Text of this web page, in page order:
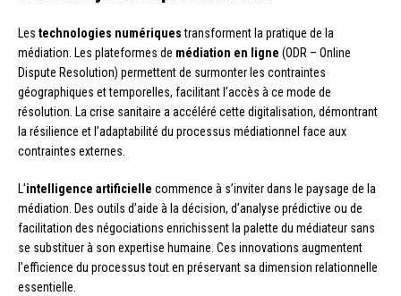
Les technologies numériquestransforment la pratique de la
médiation. Les plateformes de médiation en ligne (ODR – Online
Dispute Resolution) permettent de surmonter les contraintes
géographiques et temporelles, facilitant l’accès à ce mode de
résolution. La crise sanitaire a accéléré cette digitalisation, démontrant
la résilience et l’adaptabilité du processus médiationnel face aux
contraintes externes.
L’intelligence artificielle commence à s’inviter dans le paysage de la
médiation. Des outils d’aide à la décision, d’analyse prédictive ou de
facilitation des négociations enrichissent la palette du médiateur sans
se substituer à son expertise humaine. Ces innovations augmentent
l’efficience du processus tout en préservant sa dimension relationnelle
essentielle.